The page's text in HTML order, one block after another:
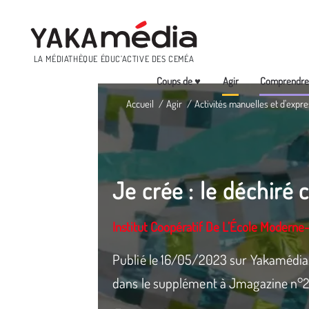
LA MÉDIATHÈQUE ÉDUC’ACTIVE DES CEMÉA
Menu
Coups de ♥ Agir Comprendre
Accueil Agir Activités manuelles et
Je crée : le déchiré
Institut Coopératif De L’École
Publié le 16/05/2023 sur
dans le supplément à Jmagazine